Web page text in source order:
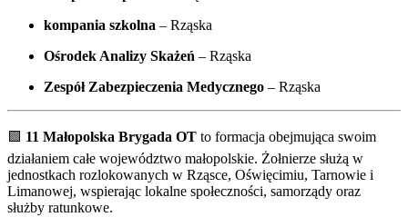
kompania szkolna – Rząska
Ośrodek Analizy Skażeń – Rząska
Zespół Zabezpieczenia Medycznego – Rząska
🟩 11 Małopolska Brygada OT to formacja obejmująca swoim
działaniem całe województwo małopolskie. Żołnierze służą w
jednostkach rozlokowanych w Rząsce, Oświęcimiu, Tarnowie i
Limanowej, wspierając lokalne społeczności, samorządy oraz
służby ratunkowe.